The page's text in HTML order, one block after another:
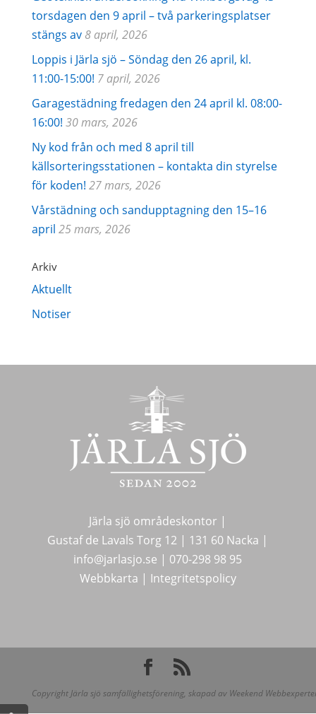
torsdagen den 9 april – två parkeringsplatser
stängs av 8 april, 2026
Loppis i Järla sjö – Söndag den 26 april, kl.
11:00-15:00! 7 april, 2026
Garagestädning fredagen den 24 april kl. 08:00-
16:00! 30 mars, 2026
Ny kod från och med 8 april till
källsorteringsstationen – kontakta din styrelse
för koden! 27 mars, 2026
Vårstädning och sandupptagning den 15–16
april 25 mars, 2026
Arkiv
Aktuellt
Notiser
Järla sjö områdeskontor |
Gustaf de Lavals Torg 12 | 131 60 Nacka |
info@jarlasjo.se | 070-298 98 95
Webbkarta | Integritetspolicy
Copyright Järla sjö samfällighetsförening, skapad av Weekend